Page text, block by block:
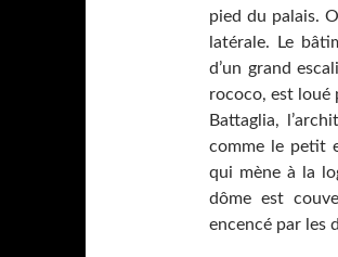
pied du palais.
latérale. Le
d’un grand
rococo, est loué
Battaglia,
comme le petit
qui mène à la
dôme est
encencé par les